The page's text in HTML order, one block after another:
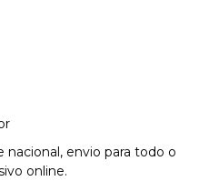
envio para todo o
online.